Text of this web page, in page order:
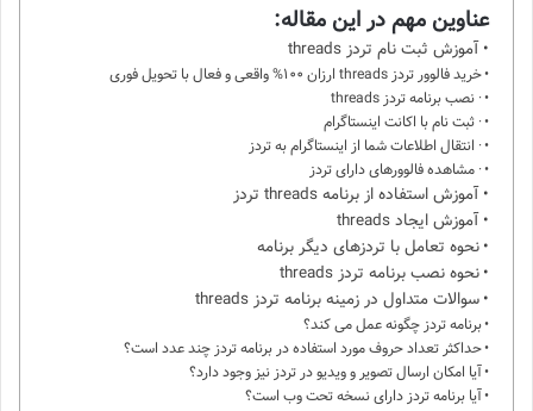
عناوین مهم در این مقاله:
آموزش ثبت نام تردز threads
خرید فالوور تردز threads ارزان 100% واقعی و فعال با تحویل فوری
· نصب برنامه تردز threads
· ثبت نام با اکانت اینستاگرام
· انتقال اطلاعات شما از اینستاگرام به تردز
· مشاهده فالوورهای دارای تردز
آموزش استفاده از برنامه threads تردز
آموزش ایجاد threads
نحوه تعامل با تردزهای دیگر برنامه
نحوه نصب برنامه تردز threads
سوالات متداول در زمینه برنامه تردز threads
برنامه تردز چگونه عمل می کند؟
حداکثر تعداد حروف مورد استفاده در برنامه تردز چند عدد است؟
آیا امکان ارسال تصویر و ویدیو در تردز نیز وجود دارد؟
آیا برنامه تردز دارای نسخه تحت وب است؟